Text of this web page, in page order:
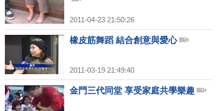
2011-04-23 21:50:26
橡皮筋舞蹈 結合創意與愛心
2011-03-19 21:49:40
金門三代同堂 享受家庭共學樂趣